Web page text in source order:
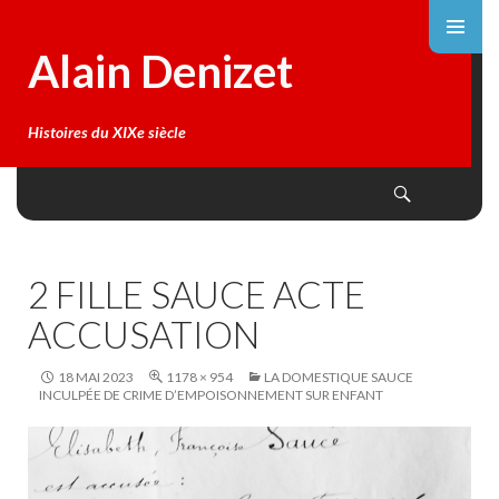
Alain Denizet
Histoires du XIXe siècle
2 FILLE SAUCE ACTE
ACCUSATION
18 MAI 2023 1178 × 954
LA DOMESTIQUE SAUCE
INCULPÉE DE CRIME D’EMPOISONNEMENT SUR ENFANT